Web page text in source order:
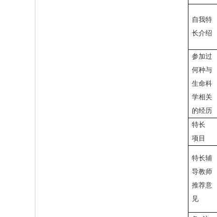
自我特
长介绍
参加过
何种与
生命科
学相关
的经历
特长
项目
特长辅
导教师
推荐意
见